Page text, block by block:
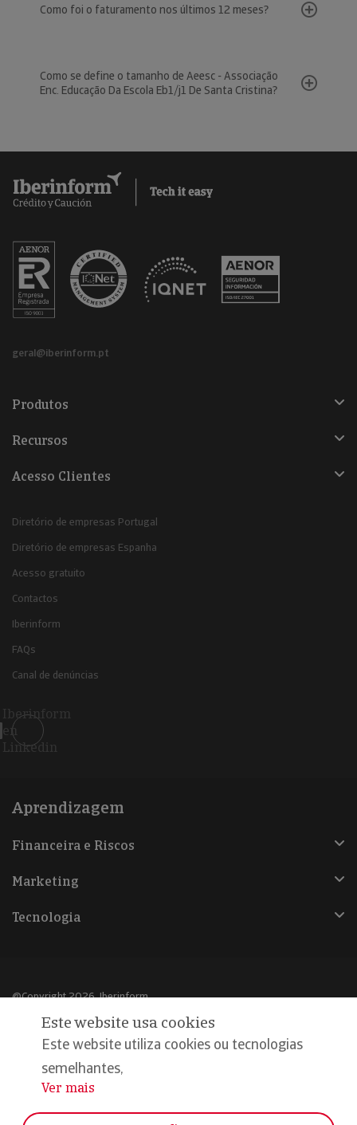
Como foi o faturamento nos últimos 12 meses?
Como se define o tamanho de Aeesc - Associação
Enc. Educação Da Escola Eb1/j1 De Santa Cristina?
geral@iberinform.pt
Produtos
Recursos
Acesso Clientes
Diretório de empresas Portugal
Diretório de empresas Espanha
Acesso gratuito
Contactos
Iberinform
FAQs
Canal de denúncias
Iberinform
en
Linkedin
Aprendizagem
Financeira e Riscos
Marketing
Tecnologia
@Copyright 2026, Iberinform
Política de cookies
Declaração de privacidade
Compromisso qualidade e segurança
Este website usa cookies
Este website utiliza cookies ou tecnologias
semelhantes,
...
Ver mais